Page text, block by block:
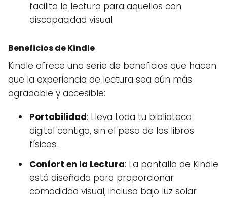
facilita la lectura para aquellos con
discapacidad visual.
Beneficios de Kindle
Kindle ofrece una serie de beneficios que hacen
que la experiencia de lectura sea aún más
agradable y accesible:
Portabilidad: Lleva toda tu biblioteca
digital contigo, sin el peso de los libros
físicos.
Confort en la Lectura: La pantalla de Kindle
está diseñada para proporcionar
comodidad visual, incluso bajo luz solar